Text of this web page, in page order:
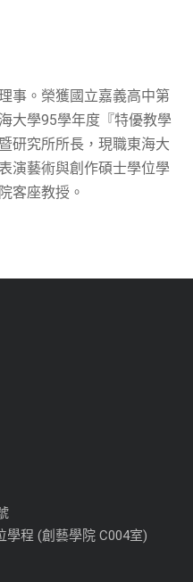
事。榮獲國立嘉義高中第
大學95學年度『特優教學
研究所所長，現職東海大
演藝術與創作碩士學位學
客座教授。
學程 (創藝學院 C004室)